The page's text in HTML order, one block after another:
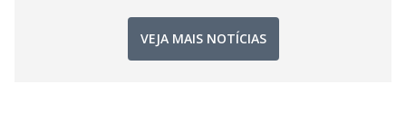
VEJA MAIS NOTÍCIAS